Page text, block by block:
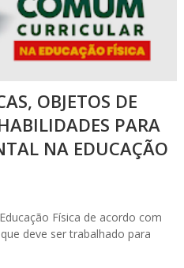
OBJETOS DE
PARA
NA EDUCAÇÃO
Física de acordo com
deve ser trabalhado para